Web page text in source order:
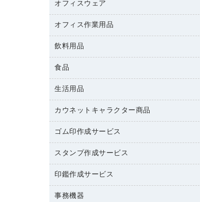
ＵＳＢハブ／ＵＳＢアクセサリー
ＯＡフィルター
ＯＡクリーナー／エアダスター
ＬＡＮケーブル
ＨＤＤ／ＳＳＤ
ディスプレイモニター
ロッカー・下駄箱
その他収納
オフィスアクセサリー
オフィスウェア
医療・介護・ワーキングウェア
ブラウス・シャツ
アウター
オフィス作業用品
養生用品
防災用備蓄食品・飲料
台車・脚立
倉庫収納用品
作業用雑貨
梱包用品
梱包用テープ
飲料用品
緑茶飲料
茶葉・インスタント
紅茶・バラエティ飲料
レギュラーコーヒー
ミルク・シュガー
ソフトドリンク
コーヒーメーカー・備品
インスタントコーヒー
食品
食品
生活用品
浴室用品
台所用洗剤
掃除用品
掃除用洗剤
洗濯用品
カウネットキャラクター商品
カウネットキャラクター商品
ゴム印作成サービス
ゴム印作成サービス
ゴム印（一行印）作成サービス
ゴム印（フリーサイズ印）作成サービス
スタンプ作成サービス
シヤチハタスタンプ作成サービス
カウネットスタンプ作成サービス
印鑑作成サービス
印鑑作成サービス
事務機器